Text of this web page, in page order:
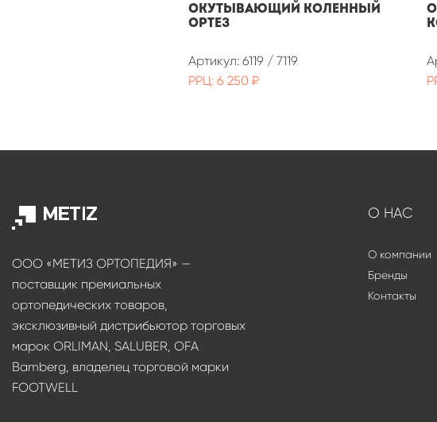
ОКУТЫВАЮЩИЙ КОЛЕННЫЙ
ОРТЕЗ
Артикул: 6119 / 7119
РРЦ: 6 250 ₽
ООО «МЕТИЗ ОРТОПЕДИЯ» —
поставщик премиальных
ортопедических товаров,
эксклюзивный дистрибьютор торговых
марок ORLIMAN, SALUBER, OFA
Bamberg, владелец торговой марки
FOOTWELL
О НАС
О компании
Бренды
Контакты